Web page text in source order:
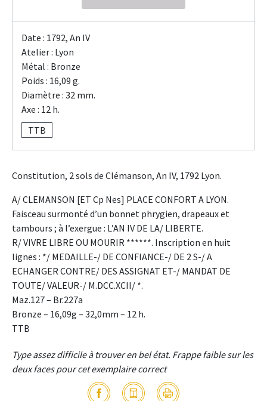
Date : 1792, An IV
Atelier : Lyon
Métal : Bronze
Poids : 16,09 g.
Diamètre : 32 mm.
Axe : 12 h.
TTB
Constitution, 2 sols de Clémanson, An IV, 1792 Lyon.
A/ CLEMANSON [ET Cp Nes] PLACE CONFORT A LYON.
Faisceau surmonté d’un bonnet phrygien, drapeaux et
tambours ; à l’exergue : L’AN IV DE LA/ LIBERTE.
R/ VIVRE LIBRE OU MOURIR ******. Inscription en huit
lignes : */ MEDAILLE-/ DE CONFIANCE-/ DE 2 S-/ A
ECHANGER CONTRE/ DES ASSIGNAT ET-/ MANDAT DE
TOUTE/ VALEUR-/ M.DCC.XCII/ *.
Maz.127 – Br.227a
Bronze – 16,09g – 32,0mm – 12 h.
TTB
Type assez difficile à trouver en bel état. Frappe faible sur les
deux faces pour cet exemplaire correct